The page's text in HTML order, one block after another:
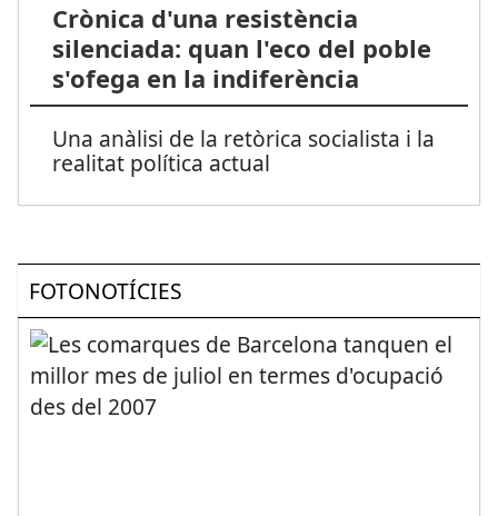
Crònica d'una resistència
silenciada: quan l'eco del poble
s'ofega en la indiferència
Una anàlisi de la retòrica socialista i la
realitat política actual
FOTONOTÍCIES